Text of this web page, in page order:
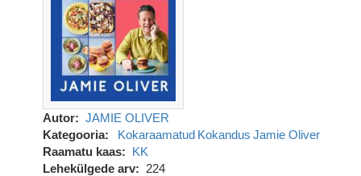
Autor
JAMIE OLIVER
Kategooria
Kokaraamatud Kokandus Jamie Oliver
Raamatu kaas
KK
Lehekülgede arv
224